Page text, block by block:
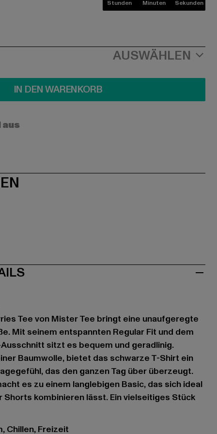
Stunden Minuten Sekunden
AUSWÄHLEN
IN DEN WARENKORB
Tee von Mister Tee bringt eine unaufgeregte
Mit seinem entspannten Regular Fit und dem
sitzt es bequem und geradlinig.
Baumwolle, bietet das schwarze T-Shirt ein
das den ganzen Tag über überzeugt.
es zu einem langlebigen Basic, das sich ideal
Shorts kombinieren lässt. Ein vielseitiges Stück
Chillen, Freizeit